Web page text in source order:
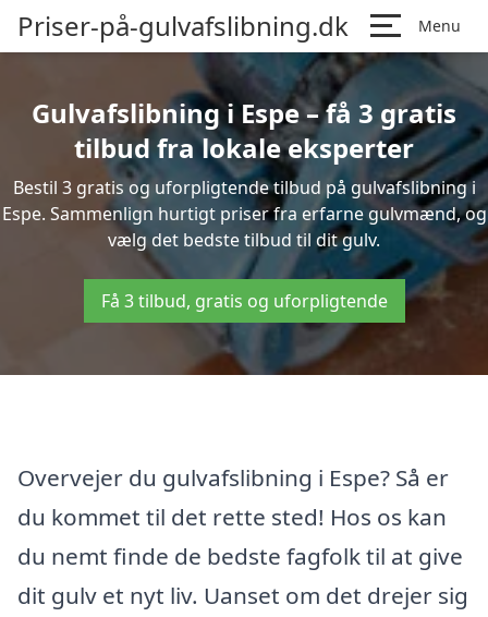
Priser-på-gulvafslibning.dk Menu
Gulvafslibning i Espe – få 3 gratis
tilbud fra lokale eksperter
Bestil 3 gratis og uforpligtende tilbud på gulvafslibning i
Espe. Sammenlign hurtigt priser fra erfarne gulvmænd, og
vælg det bedste tilbud til dit gulv.
Få 3 tilbud, gratis og uforpligtende
Overvejer du gulvafslibning i Espe? Så er
du kommet til det rette sted! Hos os kan
du nemt finde de bedste fagfolk til at give
dit gulv et nyt liv. Uanset om det drejer sig